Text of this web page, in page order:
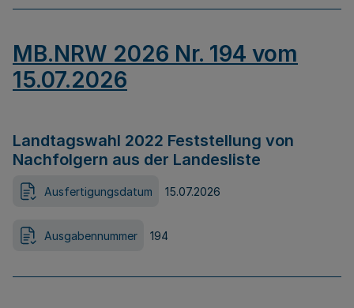
MB.NRW 2026 Nr. 194 vom
15.07.2026
Landtagswahl 2022 Feststellung von
Nachfolgern aus der Landesliste
Ausfertigungsdatum 15.07.2026
Ausgabennummer 194